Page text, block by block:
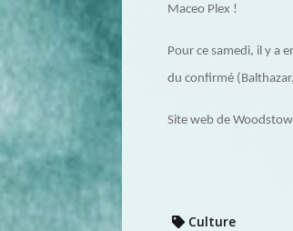
Maceo Plex !
Pour ce samedi, il y a
du confirmé
Site web de
Culture